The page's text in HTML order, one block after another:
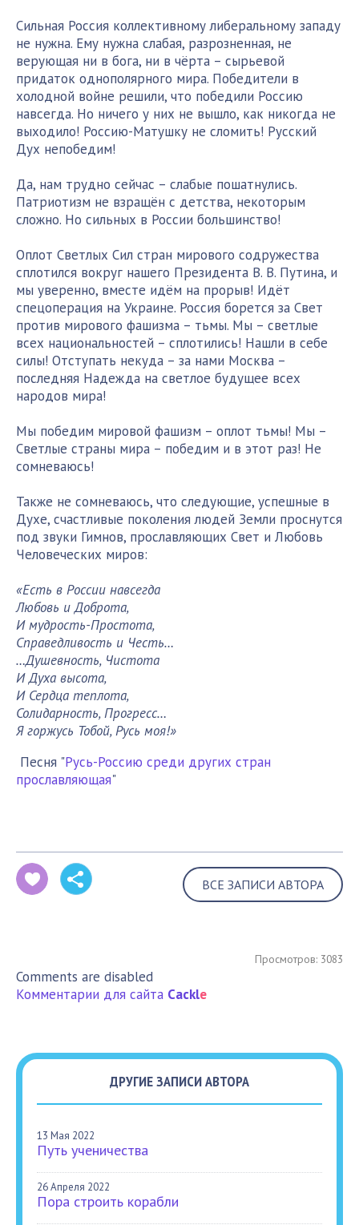
Сильная Россия коллективному либеральному западу
не нужна. Ему нужна слабая, разрозненная, не
верующая ни в бога, ни в чёрта – сырьевой
придаток однополярного мира. Победители в
холодной войне решили, что победили Россию
навсегда. Но ничего у них не вышло, как никогда не
выходило! Россию-Матушку не сломить! Русский
Дух непобедим!
Да, нам трудно сейчас – слабые пошатнулись.
Патриотизм не взращён с детства, некоторым
сложно. Но сильных в России большинство!
Оплот Светлых Сил стран мирового содружества
сплотился вокруг нашего Президента В. В. Путина, и
мы уверенно, вместе идём на прорыв! Идёт
спецоперация на Украине. Россия борется за Свет
против мирового фашизма – тьмы. Мы – светлые
всех национальностей – сплотились! Нашли в себе
силы! Отступать некуда – за нами Москва –
последняя Надежда на светлое будущее всех
народов мира!
Мы победим мировой фашизм – оплот тьмы! Мы –
Светлые страны мира – победим и в этот раз! Не
сомневаюсь!
Также не сомневаюсь, что следующие, успешные в
Духе, счастливые поколения людей Земли проснутся
под звуки Гимнов, прославляющих Свет и Любовь
Человеческих миров:
«Есть в России навсегда
Любовь и Доброта,
И мудрость-Простота,
Справедливость и Честь…
…Душевность, Чистота
И Духа высота,
И Сердца теплота,
Солидарность, Прогресс…
Я горжусь Тобой, Русь моя!»
Песня "Русь-Россию среди других стран
прославляющая"
ВСЕ ЗАПИСИ АВТОРА
Просмотров: 3083
Comments are disabled
Комментарии для сайта Cackle
ДРУГИЕ ЗАПИСИ АВТОРА
13 Мая 2022
Путь ученичества
26 Апреля 2022
Пора строить корабли